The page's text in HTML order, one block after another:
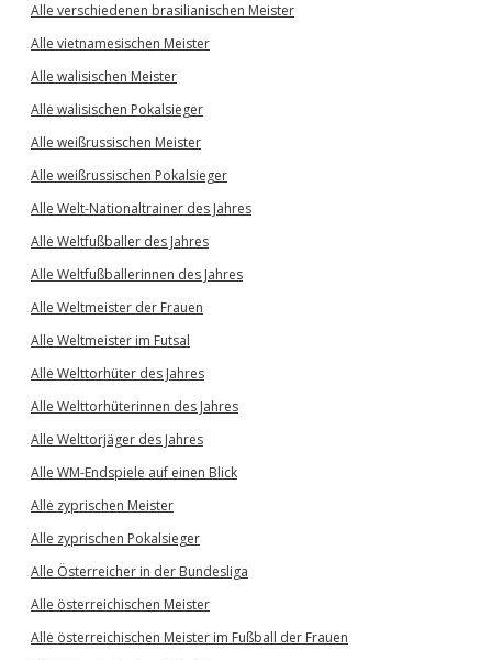
Alle verschiedenen brasilianischen Meister
Alle vietnamesischen Meister
Alle walisischen Meister
Alle walisischen Pokalsieger
Alle weißrussischen Meister
Alle weißrussischen Pokalsieger
Alle Welt-Nationaltrainer des Jahres
Alle Weltfußballer des Jahres
Alle Weltfußballerinnen des Jahres
Alle Weltmeister der Frauen
Alle Weltmeister im Futsal
Alle Welttorhüter des Jahres
Alle Welttorhüterinnen des Jahres
Alle Welttorjäger des Jahres
Alle WM-Endspiele auf einen Blick
Alle zyprischen Meister
Alle zyprischen Pokalsieger
Alle Österreicher in der Bundesliga
Alle österreichischen Meister
Alle österreichischen Meister im Fußball der Frauen